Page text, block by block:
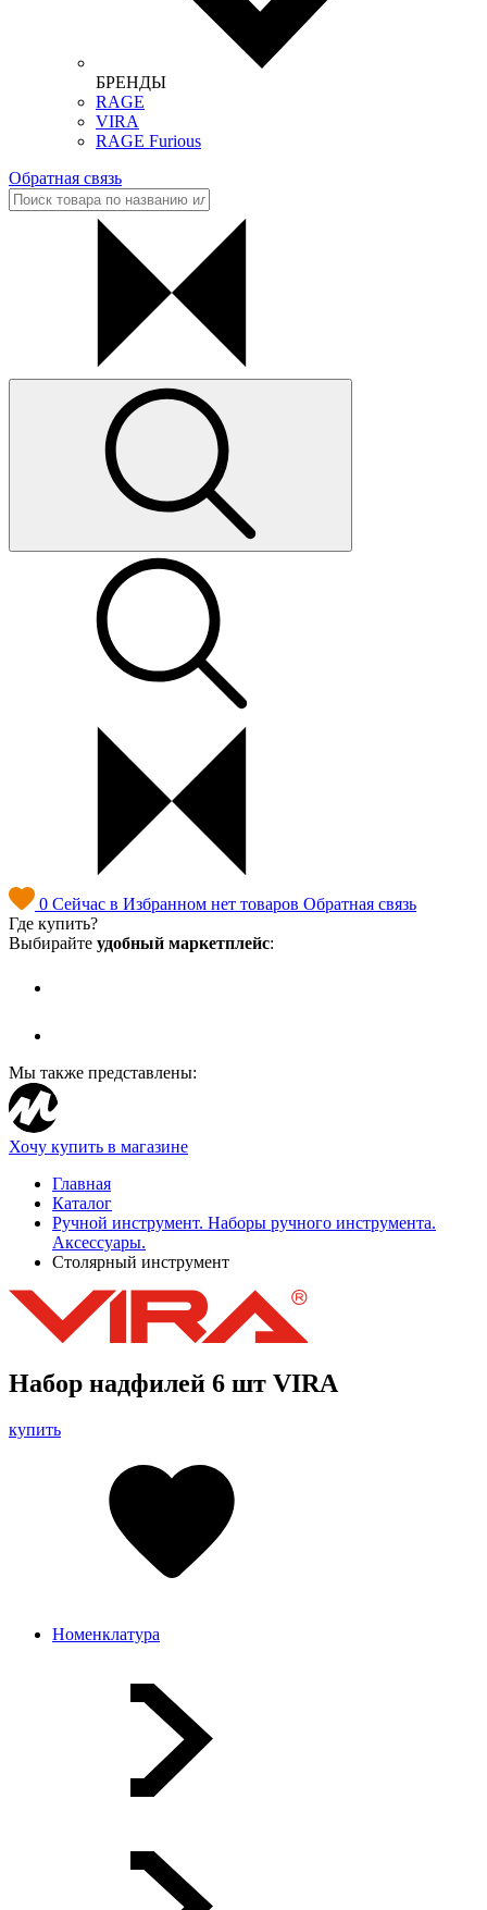
БРЕНДЫ
RAGE
VIRA
RAGE Furious
Обратная связь
0 Сейчас в Избранном нет товаров Обратная связь
Где купить?
Выбирайте удобный маркетплейс:
Мы также представлены:
Хочу купить в магазине
Главная
Каталог
Ручной инструмент. Наборы ручного инструмента.
Аксессуары.
Столярный инструмент
Набор надфилей 6 шт VIRA
купить
Номенклатура